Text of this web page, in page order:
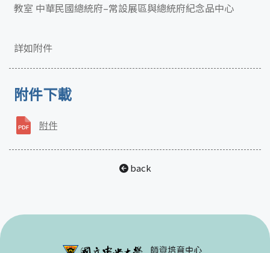
教室 中華民國總統府–常設展區與總統府紀念品中心
詳如附件
附件下載
附件
back